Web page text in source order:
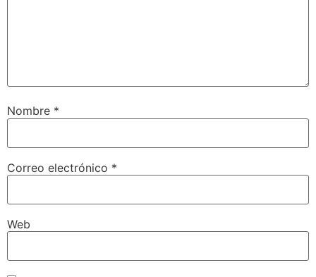
Nombre *
Correo electrónico *
Web